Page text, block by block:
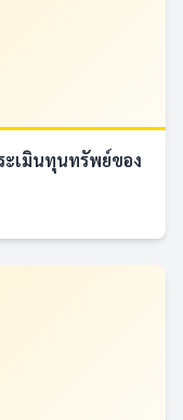
ะเมินทุนทรัพย์ของ